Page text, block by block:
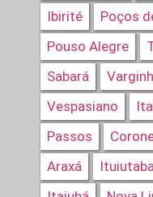
Ibirité
Poços
Pouso Alegre
Sabará
Vespasiano
Passos
Araxá